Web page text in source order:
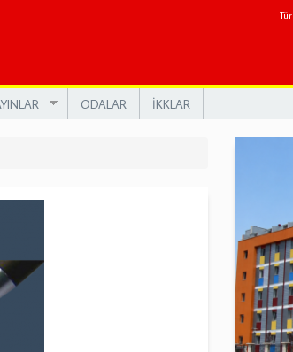
ODALAR İKKLAR